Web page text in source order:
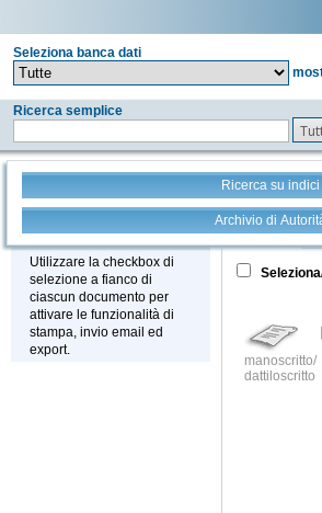
Seleziona banca dati
Ricerca semplice
Ricerca su indici
Archivio di
Stampa - Email - Export
Utilizzare la checkbox di
selezione a fianco di
ciascun documento per
attivare le funzionalità di
stampa, invio email ed
export.
Tutto
manoscritto/
dattiloscritto